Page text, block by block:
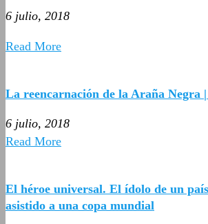
6 julio, 2018
Read More
La reencarnación de la Araña Negra
6 julio, 2018
Read More
El héroe universal. El ídolo de un
asistido a una copa mundial